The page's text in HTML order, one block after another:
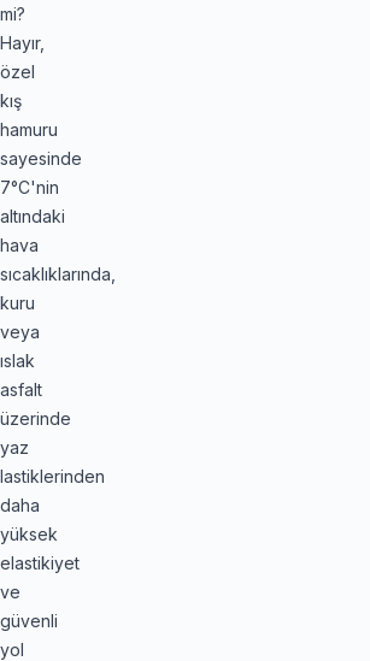
mi?
Hayır,
özel
kış
hamuru
sayesinde
7°C'nin
altındaki
hava
sıcaklıklarında,
kuru
veya
ıslak
asfalt
üzerinde
yaz
lastiklerinden
daha
yüksek
elastikiyet
ve
güvenli
yol